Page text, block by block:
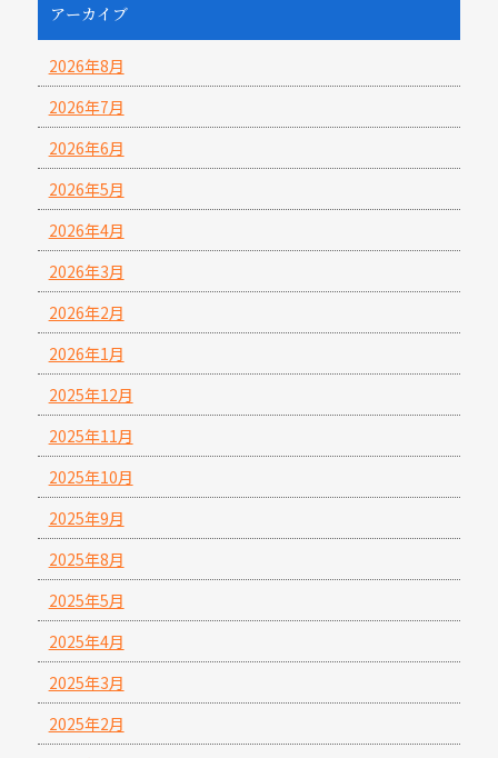
アーカイブ
2026年8月
2026年7月
2026年6月
2026年5月
2026年4月
2026年3月
2026年2月
2026年1月
2025年12月
2025年11月
2025年10月
2025年9月
2025年8月
2025年5月
2025年4月
2025年3月
2025年2月